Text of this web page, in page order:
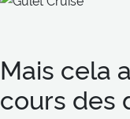
Mais cela
cours des